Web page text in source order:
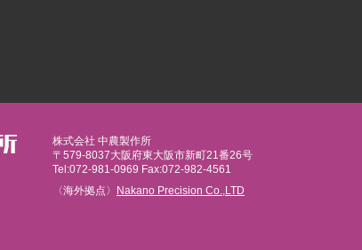
株式会社 中農製作所
〒579-8037大阪府東大阪市新町21番26号
Tel:072-981-0969 Fax:072-982-4561
〈海外拠点〉
Nakano Precision Co.,LTD